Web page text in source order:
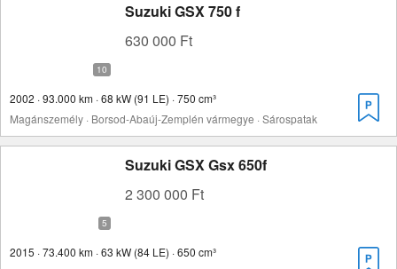
Suzuki GSX 750 f
630 000 Ft
2002 · 93.000 km · 68 kW (91 LE) · 750 cm³
Magánszemély · Borsod-Abaúj-Zemplén vármegye · Sárospatak
Suzuki GSX Gsx 650f
2 300 000 Ft
2015 · 73.400 km · 63 kW (84 LE) · 650 cm³